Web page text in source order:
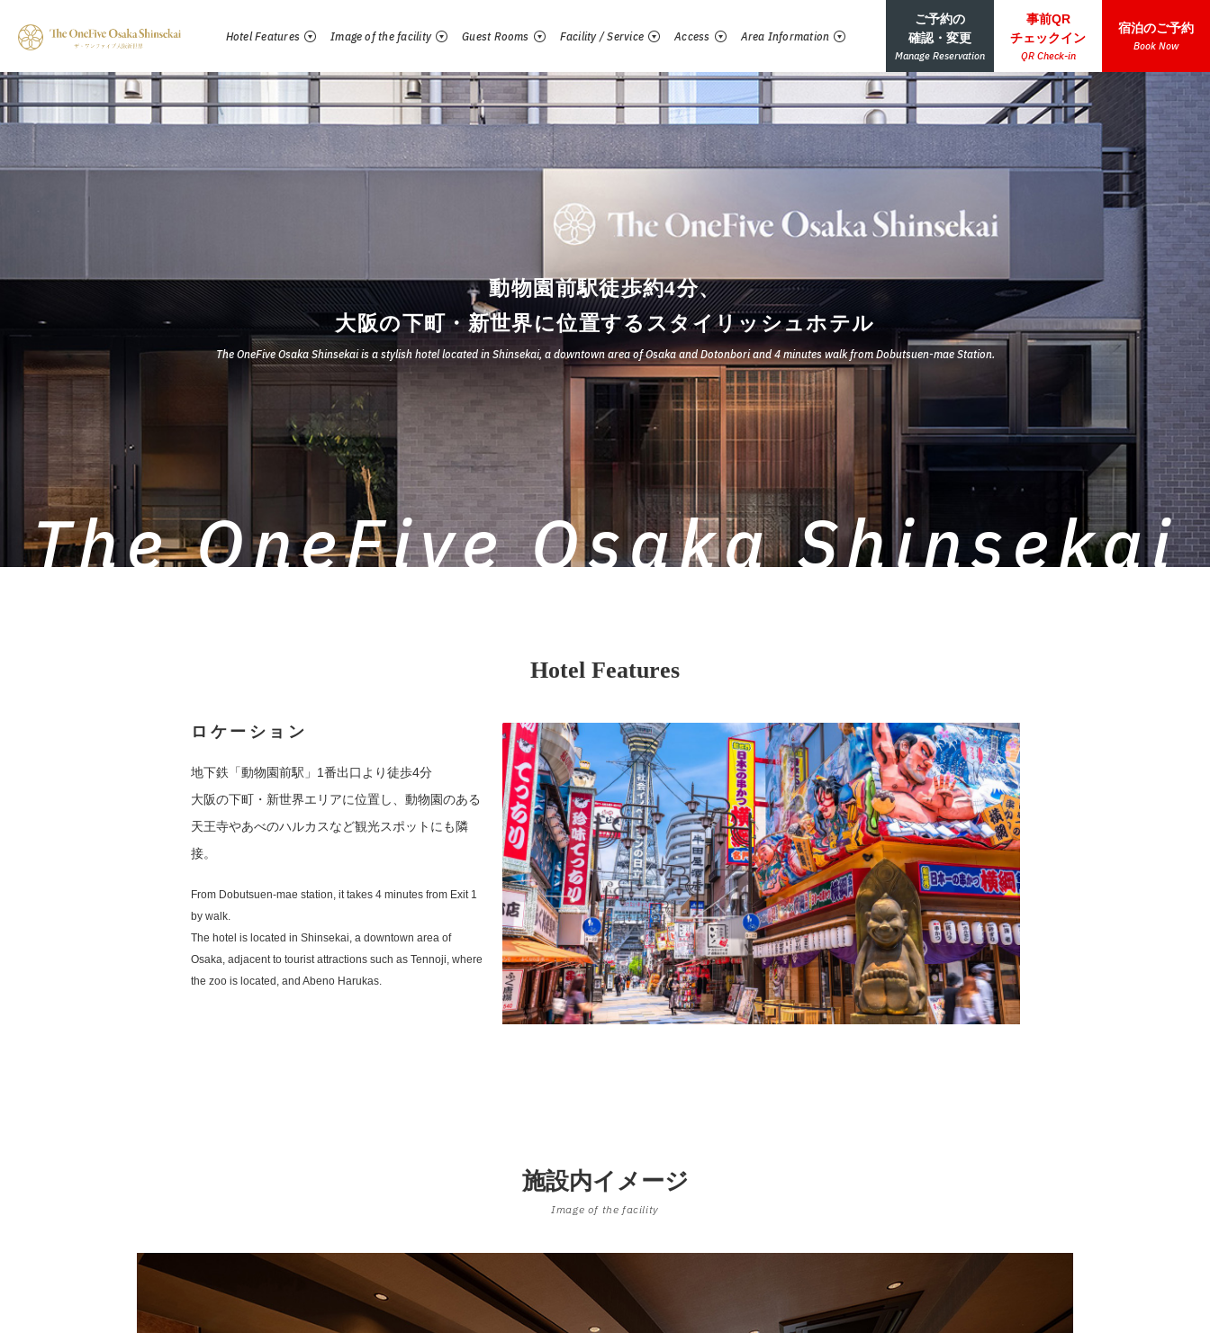
Hotel Features Image of the facility Guest Rooms Facility / Service Access Area Information
ご予約の
確認・変更
Manage Reservation
事前QR
チェックイン
QR Check-in
宿泊のご予約
Book Now
動物園前駅徒歩約4分、
大阪の下町・新世界に位置するスタイリッシュホテル
The OneFive Osaka Shinsekai is a stylish hotel located in Shinsekai, a downtown area of Osaka and Dotonbori and 4 minutes walk from Dobutsuen-mae Station.
The OneFive Osaka Shinsekai
Hotel Features
ロケーション
地下鉄「動物園前駅」1番出口より徒歩4分
大阪の下町・新世界エリアに位置し、動物園のある
天王寺やあべのハルカスなど観光スポットにも隣
接。
From Dobutsuen-mae station, it takes 4 minutes from Exit 1
by walk.
The hotel is located in Shinsekai, a downtown area of
Osaka, adjacent to tourist attractions such as Tennoji, where
the zoo is located, and Abeno Harukas.
施設内イメージ
Image of the facility